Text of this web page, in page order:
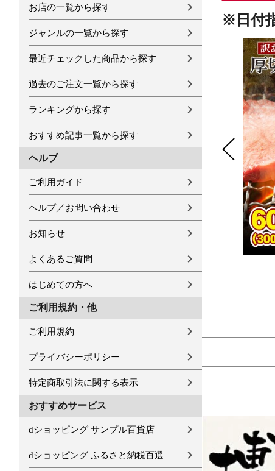
お店の一覧から探す
ジャンルの一覧から探す
最近チェックした商品から探す
過去のご注文一覧から探す
ランキングから探す
おすすめ記事一覧から探す
ヘルプ
ご利用ガイド
ヘルプ／お問い合わせ
お知らせ
よくあるご質問
はじめての方へ
ご利用規約・他
ご利用規約
プライバシーポリシー
特定商取引法に関する表示
おすすめサービス
dショッピング サンプル百貨店
dショッピング ふるさと納税百選
※日付